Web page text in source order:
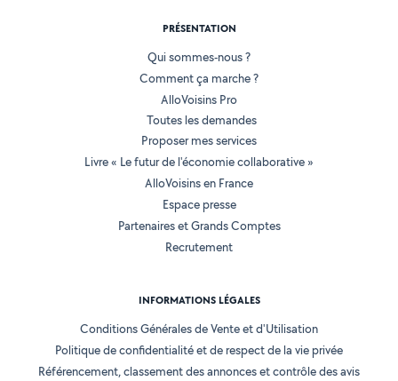
PRÉSENTATION
Qui sommes-nous ?
Comment ça marche ?
AlloVoisins Pro
Toutes les demandes
Proposer mes services
Livre « Le futur de l'économie collaborative »
AlloVoisins en France
Espace presse
Partenaires et Grands Comptes
Recrutement
INFORMATIONS LÉGALES
Conditions Générales de Vente et d'Utilisation
Politique de confidentialité et de respect de la vie privée
Référencement, classement des annonces et contrôle des avis